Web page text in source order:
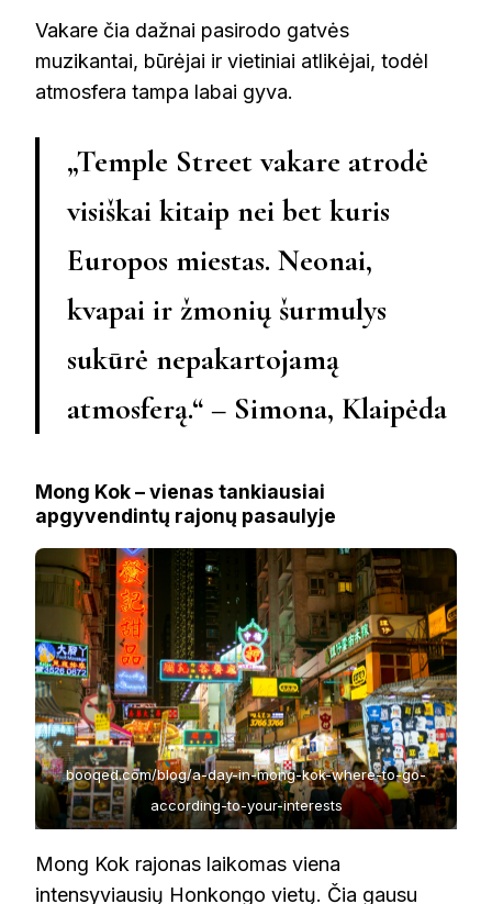
Vakare čia dažnai pasirodo gatvės
muzikantai, būrėjai ir vietiniai atlikėjai, todėl
atmosfera tampa labai gyva.
„Temple Street vakare atrodė
visiškai kitaip nei bet kuris
Europos miestas. Neonai,
kvapai ir žmonių šurmulys
sukūrė nepakartojamą
atmosferą.“ – Simona, Klaipėda
Mong Kok – vienas tankiausiai
apgyvendintų rajonų pasaulyje
booqed.com/blog/a-day-in-mong-kok-where-to-go-
according-to-your-interests
Mong Kok rajonas laikomas viena
intensyviausių Honkongo vietų. Čia gausu